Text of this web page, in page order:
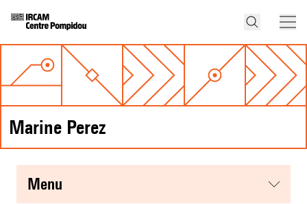
Marine Perez
menu